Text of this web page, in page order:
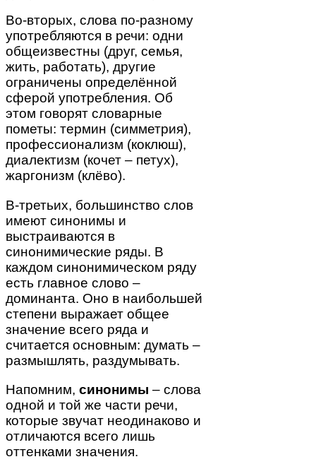
Во-вторых, слова по-разному
употребляются в речи: одни
общеизвестны (друг, семья,
жить, работать), другие
ограничены определённой
сферой употребления. Об
этом говорят словарные
пометы: термин (симметрия),
профессионализм (коклюш),
диалектизм (кочет – петух),
жаргонизм (клёво).
В-третьих, большинство слов
имеют синонимы и
выстраиваются в
синонимические ряды. В
каждом синонимическом ряду
есть главное слово –
доминанта. Оно в наибольшей
степени выражает общее
значение всего ряда и
считается основным: думать –
размышлять, раздумывать.
Напомним, синонимы – слова
одной и той же части речи,
которые звучат неодинаково и
отличаются всего лишь
оттенками значения.